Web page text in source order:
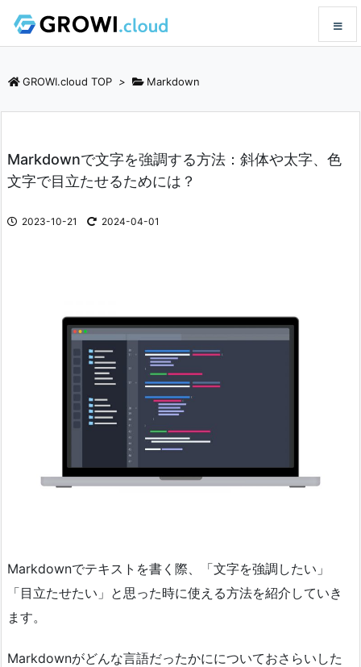
GROWI.cloud TOP > Markdown
Markdownで文字を強調する方法：斜体や太字、色
文字で目立たせるためには？
2023-10-21 2024-04-01
Markdownでテキストを書く際、「文字を強調したい」
「目立たせたい」と思った時に使える方法を紹介していき
ます。
Markdownがどんな言語だったかにについておさらいした